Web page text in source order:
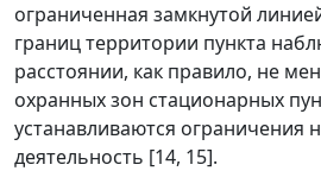
ограниченная замкнутой
границ территории пункта
расстоянии, как правило, не
охранных зон стационарных
устанавливаются ограничения
деятельность [14, 15].